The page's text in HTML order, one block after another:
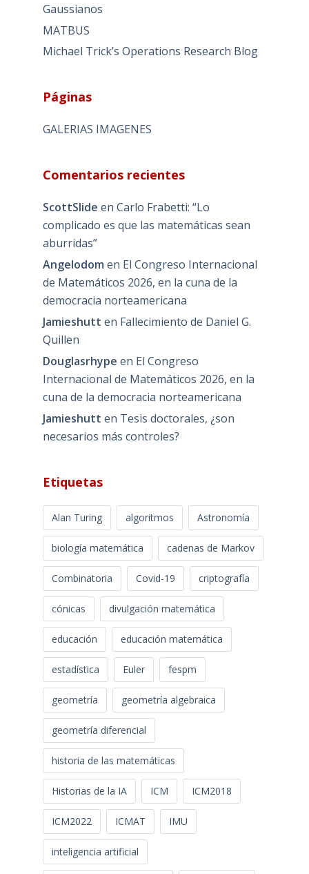
Gaussianos
MATBUS
Michael Trick’s Operations Research Blog
Páginas
GALERIAS IMAGENES
Comentarios recientes
ScottSlide en Carlo Frabetti: “Lo
complicado es que las matemáticas sean
aburridas”
Angelodom en El Congreso Internacional
de Matemáticos 2026, en la cuna de la
democracia norteamericana
Jamieshutt en Fallecimiento de Daniel G.
Quillen
Douglasrhype en El Congreso
Internacional de Matemáticos 2026, en la
cuna de la democracia norteamericana
Jamieshutt en Tesis doctorales, ¿son
necesarios más controles?
Etiquetas
Alan Turing algoritmos Astronomía
biología matemática cadenas de Markov
Combinatoria Covid-19 criptografía
cónicas divulgación matemática
educación educación matemática
estadística Euler fespm
geometría geometría algebraica
geometría diferencial
historia de las matemáticas
Historias de la IA ICM ICM2018
ICM2022 ICMAT IMU
inteligencia artificial